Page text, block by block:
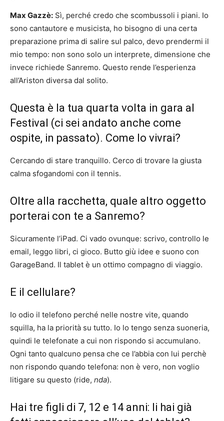
Max Gazzè: Sì, perché credo che scombussoli i piani. Io
sono cantautore e musicista, ho bisogno di una certa
preparazione prima di salire sul palco, devo prendermi il
mio tempo: non sono solo un interprete, dimensione che
invece richiede Sanremo. Questo rende l’esperienza
all’Ariston diversa dal solito.
Questa è la tua quarta volta in gara al
Festival (ci sei andato anche come
ospite, in passato). Come lo vivrai?
Cercando di stare tranquillo. Cerco di trovare la giusta
calma sfogandomi con il tennis.
Oltre alla racchetta, quale altro oggetto
porterai con te a Sanremo?
Sicuramente l’iPad. Ci vado ovunque: scrivo, controllo le
email, leggo libri, ci gioco. Butto giù idee e suono con
GarageBand. Il tablet è un ottimo compagno di viaggio.
E il cellulare?
Io odio il telefono perché nelle nostre vite, quando
squilla, ha la priorità su tutto. Io lo tengo senza suoneria,
quindi le telefonate a cui non rispondo si accumulano.
Ogni tanto qualcuno pensa che ce l’abbia con lui perchè
non rispondo quando telefona: non è vero, non voglio
litigare su questo (ride, nda).
Hai tre figli di 7, 12 e 14 anni: li hai già